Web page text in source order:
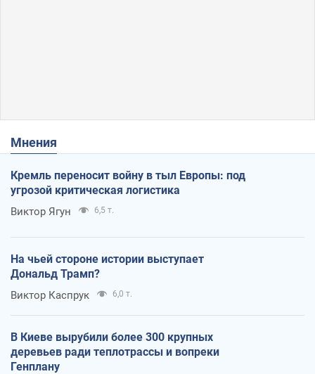
Мнения
Кремль переносит войну в тыл Европы: под
угрозой критическая логистика
Виктор Ягун 6,5 т.
На чьей стороне истории выступает
Дональд Трамп?
Виктор Каспрук 6,0 т.
В Киеве вырубили более 300 крупных
деревьев ради теплотрассы и вопреки
Генплану